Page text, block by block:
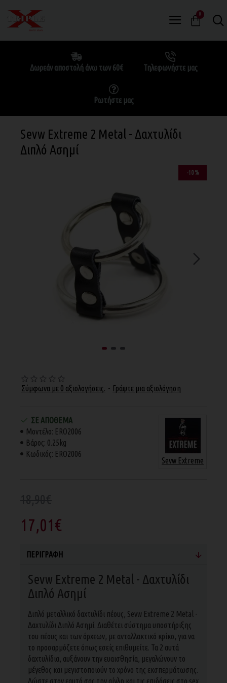
0
Δωρεάν αποστολή άνω των 60€ Τηλεφωνήστε μας
Ρωτήστε μας
Sevw Extreme 2 Metal - Δαχτυλίδι
Διπλό Ασημί
-10 %
Σύμφωνα με 0 αξιολογήσεις. - Γράψτε μια αξιολόγηση
17,01€
ΣΕ ΑΠΌΘΕΜΑ
Μοντέλο: ERO2006
Βάρος: 0.25kg
Κωδικός: ERO2006
Sevw Extreme
ΠΕΡΙΓΡΑΦΉ
Sevw Extreme 2 Metal - Δαχτυλίδι
Διπλό Ασημί
Διπλό μεταλλικό δαχτυλίδι πέους, Sevw Extreme 2 Metal -
Δαχτυλίδι Διπλό Ασημί. Διαθέτει σύστημα υποστήριξης
του πέους και των όρχεων, με ανταλλακτικό κρίκο, για να
το προσαρμόζετε όπως εσείς επιθυμείτε. Τα 2 αυτά
δαχτυλίδια, αυξάνουν την ευαισθησία, μεγαλώνουν το
μέγεθος και μεγιστοποιούν το χρόνο της εκσπερμάτωσης.
Δώστε στον εαυτό σας την αίγλη και τις επιδόσεις στο sex